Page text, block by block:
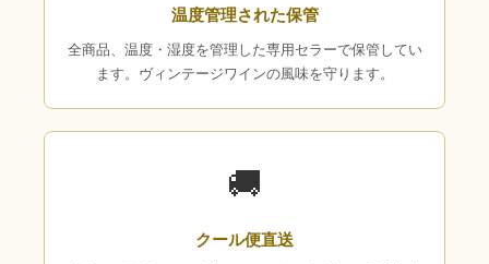
温度管理された保管
全商品、温度・湿度を管理した専用セラーで保管してい
ます。ヴィンテージワインの風味を守ります。
🚚
クール便直送